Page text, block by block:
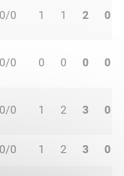
0/0 1 1 2 0
0/0 0 0 0 0
0/0 1 2 3 0
0/0 1 2 3 0